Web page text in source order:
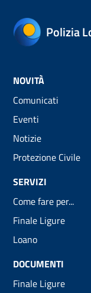
Polizia
NOVITÀ
Comunicati
Eventi
Notizie
Protezione Civile
SERVIZI
Come fare per...
Finale Ligure
Loano
DOCUMENTI
Finale Ligure